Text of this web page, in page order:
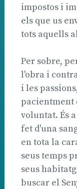
impostos i
els que us
tots aquells
Per sobre,
l'obra i
i les
pacientment
voluntat. És
fet d'una
en tota la
seus temps
seus
buscar el